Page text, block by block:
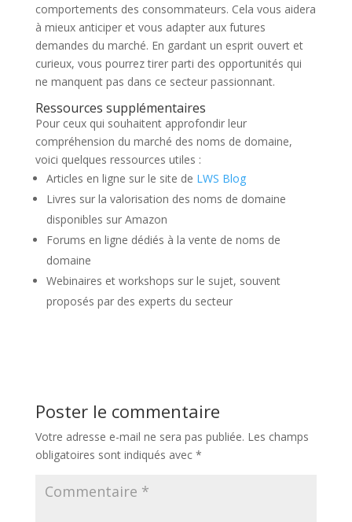
comportements des consommateurs. Cela vous aidera
à mieux anticiper et vous adapter aux futures
demandes du marché. En gardant un esprit ouvert et
curieux, vous pourrez tirer parti des opportunités qui
ne manquent pas dans ce secteur passionnant.
Ressources supplémentaires
Pour ceux qui souhaitent approfondir leur
compréhension du marché des noms de domaine,
voici quelques ressources utiles :
Articles en ligne sur le site de LWS Blog
Livres sur la valorisation des noms de domaine
disponibles sur Amazon
Forums en ligne dédiés à la vente de noms de
domaine
Webinaires et workshops sur le sujet, souvent
proposés par des experts du secteur
Poster le commentaire
Votre adresse e-mail ne sera pas publiée. Les champs
obligatoires sont indiqués avec *